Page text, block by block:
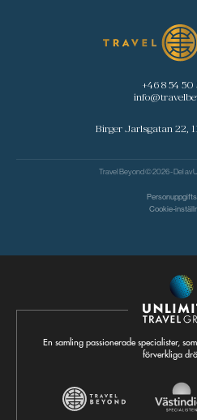
+46 8 54 50
Birger Jarlsgatan 22,
Travel Beyond © 2026 - Del av
Cookie-
En samling passionerade specialister,
förverkliga